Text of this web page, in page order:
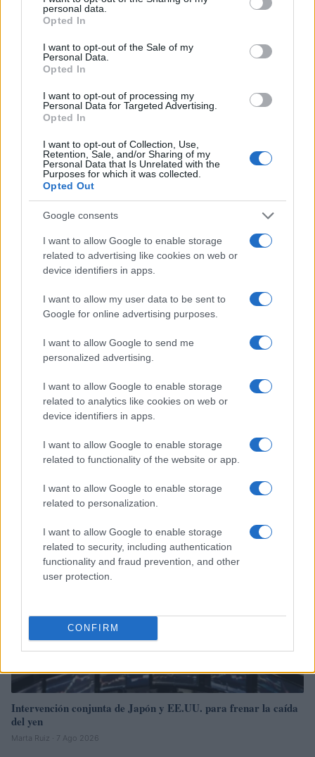
grant or deny consent to Google and its third-party tags to
use your data for below specified purposes in below Google
consent section.
personal data.
Opted In
I want to opt-out of the Sale of my
Personal Data.
Opted In
I want to opt-out of processing my
Personal Data for Targeted Advertising.
Opted In
I want to opt-out of Collection, Use,
Retention, Sale, and/or Sharing of my
Personal Data that Is Unrelated with the
Purposes for which it was collected.
Opted Out
Google consents
I want to allow Google to enable storage
related to advertising like cookies on web or
device identifiers in apps.
I want to allow my user data to be sent to
Google for online advertising purposes.
I want to allow Google to send me
personalized advertising.
I want to allow Google to enable storage
related to analytics like cookies on web or
device identifiers in apps.
I want to allow Google to enable storage
related to functionality of the website or app.
I want to allow Google to enable storage
related to personalization.
I want to allow Google to enable storage
related to security, including authentication
functionality and fraud prevention, and other
user protection.
CONFIRM
FINANZAS
Marta Ruiz · 8 Ago 2026
FINANZAS
Cómo la crisis de refino está afectando los precios de la
gasolina y el diésel
Intervención conjunta de Japón y EE.UU. para frenar la caída
del yen
Marta Ruiz · 7 Ago 2026